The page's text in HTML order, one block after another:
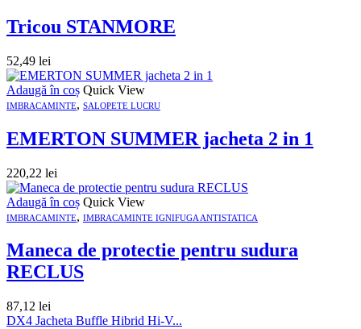
Tricou STANMORE
52,49 lei
Adaugă în coș Quick View
IMBRACAMINTE, SALOPETE LUCRU
EMERTON SUMMER jacheta 2 in 1
220,22 lei
Adaugă în coș Quick View
IMBRACAMINTE, IMBRACAMINTE IGNIFUGA ANTISTATICA
Maneca de protectie pentru sudura
RECLUS
87,12 lei
DX4 Jacheta Buffle Hibrid Hi-V...